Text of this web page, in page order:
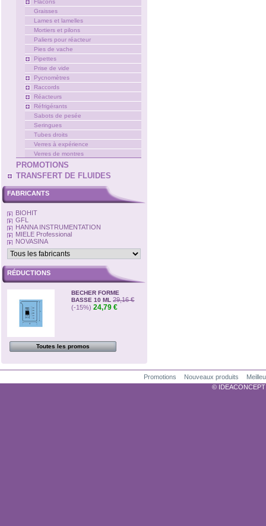
Flacons
Graisses
Lames et lamelles
Mortiers et pilons
Paliers pour réacteur
Pies de vache
Pipettes
Prise de vide
Pycnomètres
Raccords
Réacteurs
Réfrigérants
Sabots de pesée
Seringues
Tubes droits
Verres à expérience
Verres de montres
PROMOTIONS
TRANSFERT DE FLUIDES
FABRICANTS
BIOHIT
GFL
HANNA INSTRUMENTATION
MIELE Professional
NOVASINA
RÉDUCTIONS
BECHER FORME
BASSE 10 ML 29,16 €
(-15%) 24,79 €
Toutes les promos
Promotions Nouveaux produits
©